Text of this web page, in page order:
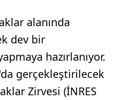
alanında
dev bir
hazırlanıyor.
gerçekleştirilecek
Zirvesi (İNRES